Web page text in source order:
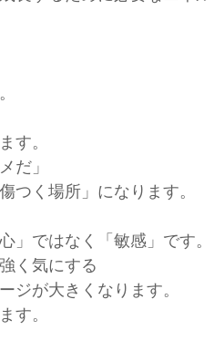
す。
だ」
く場所」になります。
ではなく「敏感」です。
く気にする
が大きくなります。
す。